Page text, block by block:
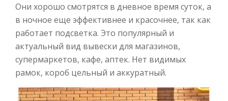
Они хорошо смотрятся в дневное время суток, а
в ночное еще эффективнее и красочнее, так как
работает подсветка. Это популярный и
актуальный вид вывески для магазинов,
супермаркетов, кафе, аптек. Нет видимых
рамок, короб цельный и аккуратный.